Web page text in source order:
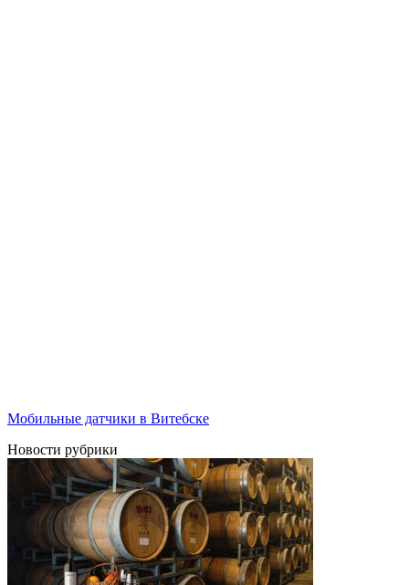
Мобильные датчики в Витебске
Новости рубрики